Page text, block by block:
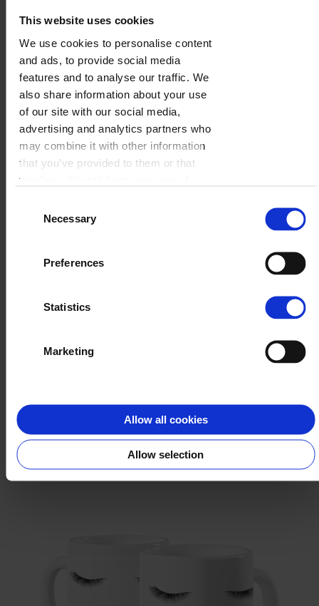
This website uses cookies
We use cookies to personalise content
and ads, to provide social media
features and to analyse our traffic. We
also share information about your use
of our site with our social media,
advertising and analytics partners who
may combine it with other information
that you’ve provided to them or that
they’ve collected from your use of
SelectionNecessary
Preferences
Statistics
Marketing
Allow all cookies
Allow selection
Niebo
WYBIERZ
Świat w akwarelach
WYBIERZ